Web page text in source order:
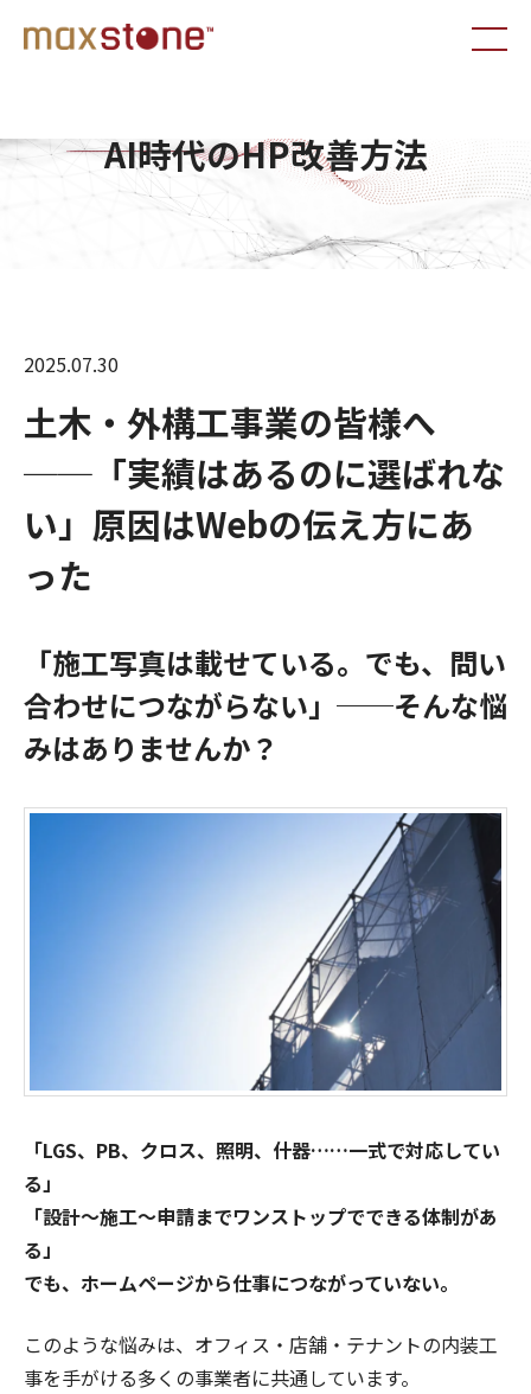
AI時代のHP改善方法
2025.07.30
土木・外構工事業の皆様へ
──「実績はあるのに選ばれな
い」原因はWebの伝え方にあ
った
「施工写真は載せている。でも、問い
合わせにつながらない」──そんな悩
みはありませんか？
「LGS、PB、クロス、照明、什器……一式で対応してい
る」
「設計〜施工〜申請までワンストップでできる体制があ
る」
でも、ホームページから仕事につながっていない。
このような悩みは、オフィス・店舗・テナントの内装工
事を手がける多くの事業者に共通しています。